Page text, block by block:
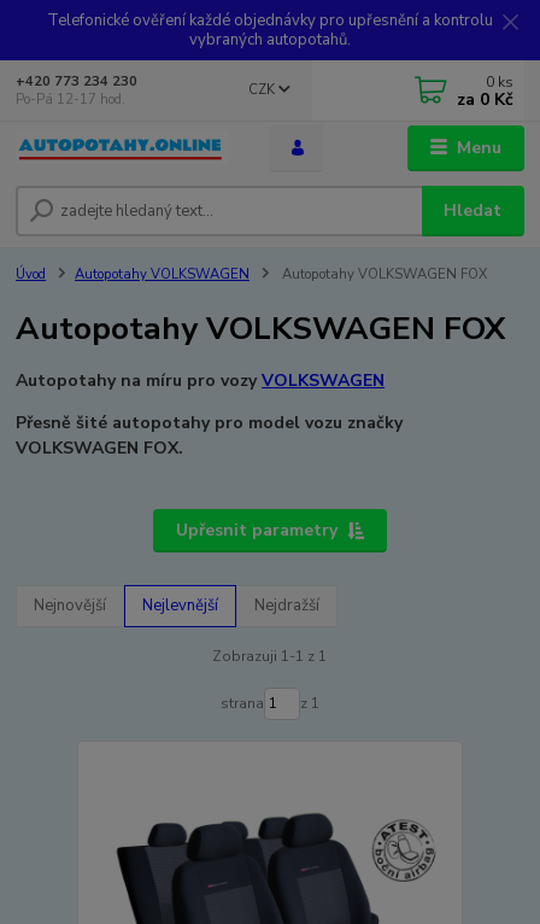
Telefonické ověření každé objednávky pro upřesnění a kontrolu
vybraných autopotahů.
Menu
CZK
Hledat
+420 773 234 230
Po-Pá 12-17 hod.
0 ks
za 0 Kč
Úvod Autopotahy VOLKSWAGEN Autopotahy VOLKSWAGEN FOX
Autopotahy VOLKSWAGEN FOX
Autopotahy na míru pro vozyVOLKSWAGEN
Přesně šité autopotahy pro model vozu značky
VOLKSWAGEN FOX.
Upřesnit parametry
Nejnovější Nejlevnější Nejdražší
Zobrazuji 1-1 z 1
strana z 1